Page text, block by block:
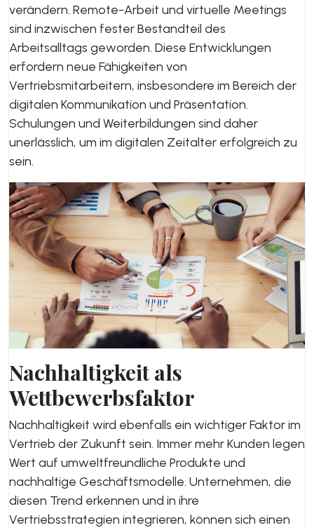
verändern. Remote-Arbeit und virtuelle Meetings
sind inzwischen fester Bestandteil des
Arbeitsalltags geworden. Diese Entwicklungen
erfordern neue Fähigkeiten von
Vertriebsmitarbeitern, insbesondere im Bereich der
digitalen Kommunikation und Präsentation.
Schulungen und Weiterbildungen sind daher
unerlässlich, um im digitalen Zeitalter erfolgreich zu
sein.
Nachhaltigkeit als
Wettbewerbsfaktor
Nachhaltigkeit wird ebenfalls ein wichtiger Faktor im
Vertrieb der Zukunft sein. Immer mehr Kunden legen
Wert auf umweltfreundliche Produkte und
nachhaltige Geschäftsmodelle. Unternehmen, die
diesen Trend erkennen und in ihre
Vertriebsstrategien integrieren, können sich einen